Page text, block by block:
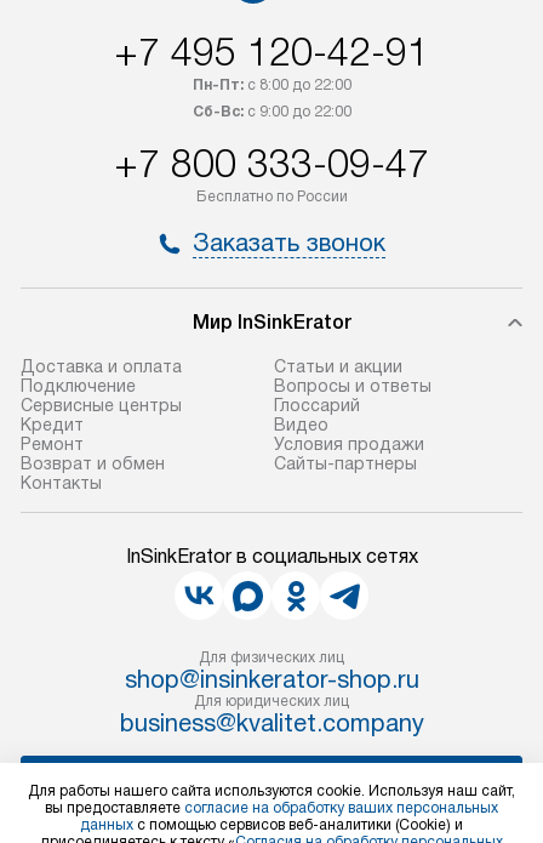
+7 495 120-42-91
Пн-Пт:с 8:00 до 22:00
Сб-Вс:с 9:00 до 22:00
+7 800 333-09-47
Бесплатно по России
Заказать звонок
Мир InSinkErator
Доставка и оплата
Подключение
Сервисные центры
Кредит
Ремонт
Возврат и обмен
Контакты
Статьи и акции
Вопросы и ответы
Глоссарий
Видео
Условия продажи
Сайты-партнеры
InSinkErator в социальных сетях
Для физических лиц
shop@insinkerator-shop.ru
Для юридических лиц
business@kvalitet.company
Для работы нашего сайта используются cookie. Используя наш сайт,
вы предоставляете согласие на обработку ваших персональных
данных с помощью сервисов веб-аналитики (Cookie) и